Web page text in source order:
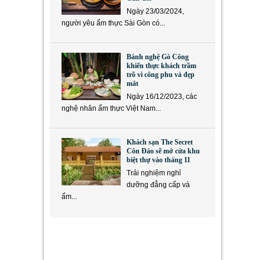
Ngày 23/03/2024,
người yêu ẩm thực Sài Gòn có...
Bánh nghệ Gò Công
khiến thực khách trầm
trồ vì công phu và đẹp
mắt
Ngày 16/12/2023, các
nghệ nhân ẩm thực Việt Nam...
Khách sạn The Secret
Côn Đảo sẽ mở cửa khu
biệt thự vào tháng 11
Trải nghiệm nghỉ
dưỡng đẳng cấp và
ẩm...